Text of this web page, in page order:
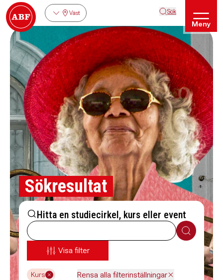
Väst Sök
Meny
Sökresultat
Hitta en studiecirkel, kurs eller event
Sök
Visa filter
Kurs Rensa alla filterinställningar